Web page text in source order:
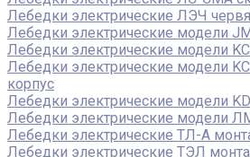
Лебедки электрические ЛЭЧ
Лебедки электрические модели
Лебедки электрические модели
Лебедки электрические модели
корпус
Лебедки электрические модели
Лебедки электрические модели
Лебедки электрические ТЛ-А
Лебедки электрические ТЭЛ